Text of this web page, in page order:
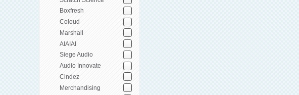
Boxfresh
Coloud
Marshall
AIAIAI
Siege Audio
Audio Innovate
Cindez
Merchandising